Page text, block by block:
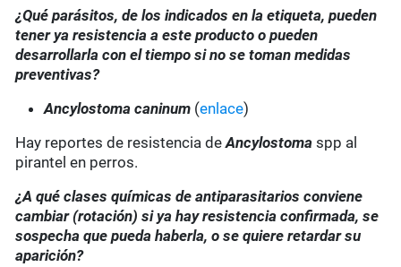
¿Qué parásitos, de los indicados en la etiqueta, pueden
tener ya resistencia a este producto o pueden
desarrollarla con el tiempo si no se toman medidas
preventivas?
Ancylostoma caninum (enlace)
Hay reportes de resistencia deAncylostoma spp al
pirantel en perros.
¿A qué clases químicas de antiparasitarios conviene
cambiar (rotación) si ya hay resistencia confirmada, se
sospecha que pueda haberla, o se quiere retardar su
aparición?